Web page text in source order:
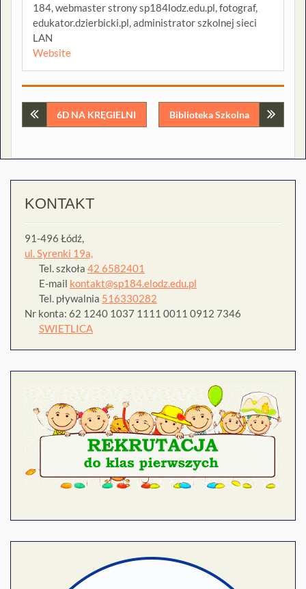
184, webmaster strony sp184lodz.edu.pl, fotograf,
edukator.dzierbicki.pl, administrator szkolnej sieci
LAN
Website
Nawigacja
6D NA KRĘGIELNI Biblioteka Szkolna
KONTAKT
91-496 Łódź,
ul. Syrenki 19a,
Tel. szkoła 42 6582401
E-mail kontakt@sp184.elodz.edu.pl
Tel. pływalnia 516330282
Nr konta: 62 1240 1037 1111 0011 0912 7346
SWIETLICA